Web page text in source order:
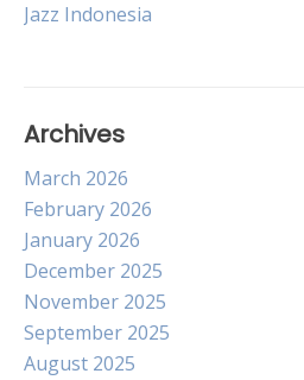
navigation
Jazz Indonesia
Archives
March 2026
February 2026
January 2026
December 2025
November 2025
September 2025
August 2025